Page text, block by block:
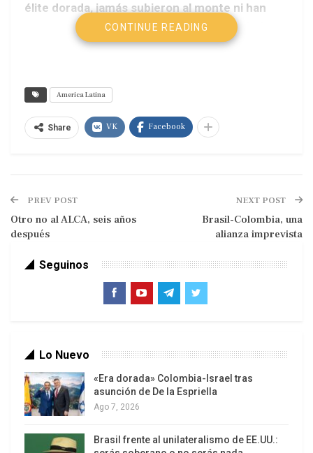
élite dorada, jamás subieron al monte ni han
puesto a uno sólo de sus hijos al frente de la
batalla. Este era un desenlace que se veía venir,
élite contrainsurgentes a su caza, cerco militar
en el sur del Tolima y Cauca, bombardeos
indiscriminados en toda esa región.
típico: inteligencia militar (con apoyo decisivo de
la CIA), bombardeos, desembarcos desde
helicópteros y orden de asesinar, no de capturar.
derecho internacional humanitario, está en plena
CONTINUE READING
America Latina
Share VK Facebook
PREV POST
Otro no al ALCA, seis años
después
NEXT POST
Brasil-Colombia, una
alianza imprevista
Seguinos
Lo Nuevo
«Era dorada» Colombia-Israel tras
asunción de De la Espriella
Ago 7, 2026
Brasil frente al unilateralismo de EE.UU.: